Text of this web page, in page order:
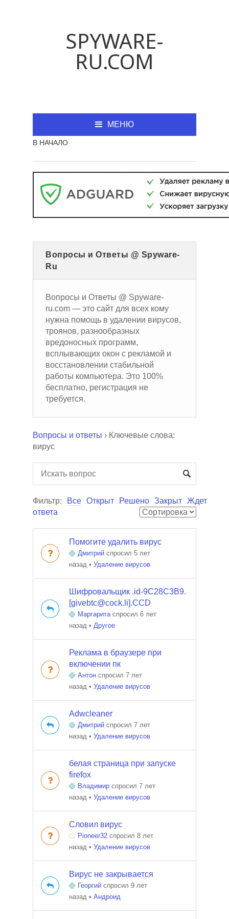
SPYWARE-
RU.COM
МЕНЮ
В НАЧАЛО
Вопросы и Ответы @ Spyware-
Ru
Вопросы и Ответы @ Spyware-
ru.com — это сайт для всех кому
нужна помощь в удалении вирусов,
троянов, разнообразных
вредоносных программ,
всплывающих окон с рекламой и
восстановлении стабильной
работы компьютера. Это 100%
бесплатно, регистрация не
требуется.
Вопросы и ответы › Ключевые слова:
вирус
Фильтр: Все Открыт Решено Закрыт Ждет
ответа
Помогите удалить вирус
Дмитрий спросил 5 лет
назад • Удаление вирусов
Шифровальщик .id-9C28C3B9.
[givebtc@cock.li].CCD
Маргарита спросил 6 лет
назад • Другое
Реклама в браузере при
включении пк
Антон спросил 7 лет
назад • Удаление вирусов
Adwcleaner
Дмитрий спросил 7 лет
назад • Удаление вирусов
белая страница при запуске
firefox
Владимир спросил 7 лет
назад • Удаление вирусов
Словил вирус
Pioneer32 спросил 8 лет
назад • Удаление вирусов
Вирус не закрывается
Георгий спросил 9 лет
назад • Андроид